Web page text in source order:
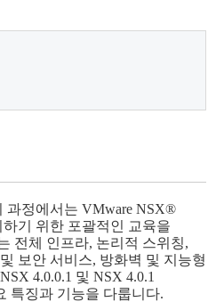
과정에서는 VMware NSX®
기 위한 포괄적인 교육을
전체 인프라, 논리적 스위칭,
보안 서비스, 방화벽 및 지능형
4.0.0.1 및 NSX 4.0.1
특징과 기능을 다룹니다.